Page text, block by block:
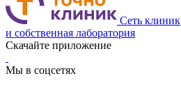
Сеть клиник
и собственная лаборатория
Скачайте приложение
Мы в соцсетях